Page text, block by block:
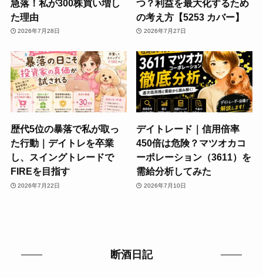
急落！私が300株買い増し
た理由
2026年7月28日
つ？利益を最大化するため
の考え方【5253 カバー】
2026年7月27日
歴代5位の暴落で私が取っ
た行動｜デイトレを卒業
し、スイングトレードで
FIREを目指す
2026年7月22日
デイトレード｜信用倍率
450倍は危険？マツオカコ
ーポレーション（3611）を
需給分析してみた
2026年7月10日
断酒日記